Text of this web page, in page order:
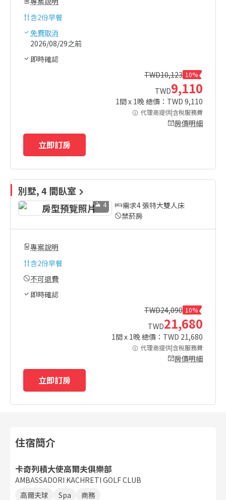
含2份早餐
免費取消
2026/08/29之前
即時確認
TWD10,123 10%
TWD9,110
1間 x 1晚 總價：TWD 9,110
代理商提供|含稅服務費
房價明細
立即訂房
別墅, 4 間臥室
4
需求4 張特大雙人床
禁菸房
專案說明
含2份早餐
不可退費
即時確認
TWD24,090 10%
TWD21,680
1間 x 1晚 總價：TWD 21,680
代理商提供|含稅服務費
房價明細
立即訂房
住宿簡介
卡奇列積大使高爾夫俱樂部
AMBASSADORI KACHRETI GOLF CLUB
高爾夫球
Spa 商務